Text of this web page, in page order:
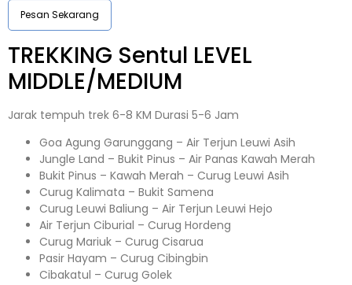
Pesan Sekarang
TREKKING Sentul LEVEL
MIDDLE/MEDIUM
Jarak tempuh trek 6-8 KM Durasi 5-6 Jam
Goa Agung Garunggang – Air Terjun Leuwi Asih
Jungle Land – Bukit Pinus – Air Panas Kawah Merah
Bukit Pinus – Kawah Merah – Curug Leuwi Asih
Curug Kalimata – Bukit Samena
Curug Leuwi Baliung – Air Terjun Leuwi Hejo
Air Terjun Ciburial – Curug Hordeng
Curug Mariuk – Curug Cisarua
Pasir Hayam – Curug Cibingbin
Cibakatul – Curug Golek